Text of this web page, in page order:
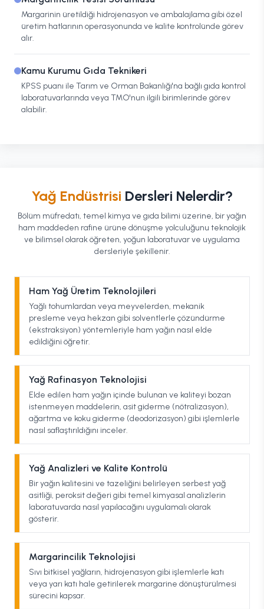
Margarinin üretildiği hidrojenasyon ve ambalajlama gibi özel
üretim hatlarının operasyonunda ve kalite kontrolünde görev
alır.
Kamu Kurumu Gıda Teknikeri
KPSS puanı ile Tarım ve Orman Bakanlığı'na bağlı gıda kontrol
laboratuvarlarında veya TMO'nun ilgili birimlerinde görev
alabilir.
Yağ Endüstrisi Dersleri Nelerdir?
Bölüm müfredatı, temel kimya ve gıda bilimi üzerine, bir yağın
ham maddeden rafine ürüne dönüşme yolculuğunu teknolojik
ve bilimsel olarak öğreten, yoğun laboratuvar ve uygulama
dersleriyle şekillenir.
Ham Yağ Üretim Teknolojileri
Yağlı tohumlardan veya meyvelerden, mekanik
presleme veya hekzan gibi solventlerle çözündürme
(ekstraksiyon) yöntemleriyle ham yağın nasıl elde
edildiğini öğretir.
Yağ Rafinasyon Teknolojisi
Elde edilen ham yağın içinde bulunan ve kaliteyi bozan
istenmeyen maddelerin, asit giderme (nötralizasyon),
ağartma ve koku giderme (deodorizasyon) gibi işlemlerle
nasıl saflaştırıldığını inceler.
Yağ Analizleri ve Kalite Kontrolü
Bir yağın kalitesini ve tazeliğini belirleyen serbest yağ
asitliği, peroksit değeri gibi temel kimyasal analizlerin
laboratuvarda nasıl yapılacağını uygulamalı olarak
gösterir.
Margarincilik Teknolojisi
Sıvı bitkisel yağların, hidrojenasyon gibi işlemlerle katı
veya yarı katı hale getirilerek margarine dönüştürülmesi
sürecini kapsar.